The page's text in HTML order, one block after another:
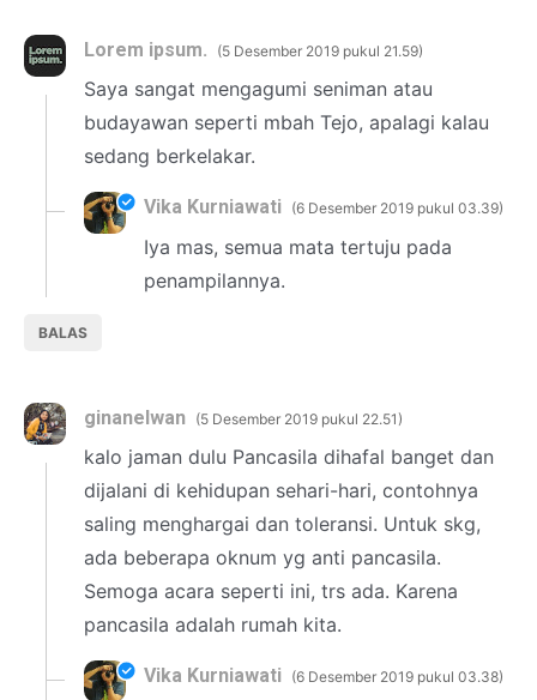
Lorem ipsum. 5 Desember 2019 pukul 21.59
Saya sangat mengagumi seniman atau
budayawan seperti mbah Tejo, apalagi kalau
sedang berkelakar.
BALAS
Vika Kurniawati 6 Desember 2019 pukul 03.39
Iya mas, semua mata tertuju pada
penampilannya.
ginanelwan 5 Desember 2019 pukul 22.51
kalo jaman dulu Pancasila dihafal banget dan
dijalani di kehidupan sehari-hari, contohnya
saling menghargai dan toleransi. Untuk skg,
ada beberapa oknum yg anti pancasila.
Semoga acara seperti ini, trs ada. Karena
pancasila adalah rumah kita.
Vika Kurniawati 6 Desember 2019 pukul 03.38